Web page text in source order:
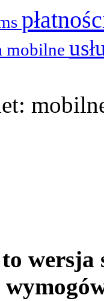
mobilne
wersja